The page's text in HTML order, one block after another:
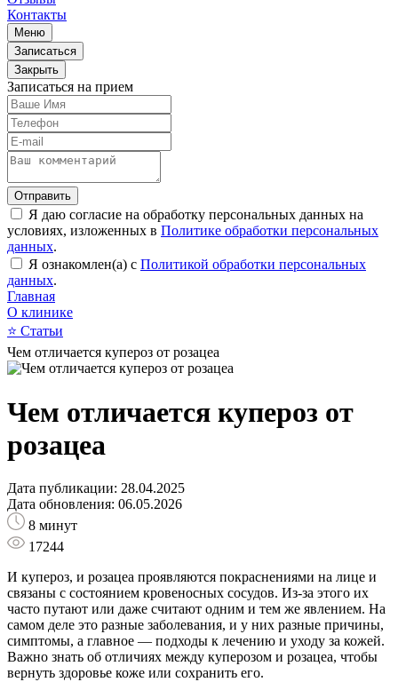
Контакты
Меню
Записаться
Закрыть
Записаться на прием
Отправить
Я даю согласие на обработку персональных данных на
условиях, изложенных в Политике обработки персональных
данных.
Я ознакомлен(а) с Политикой обработки персональных
данных.
Главная
О клинике
⭐ Статьи
Чем отличается купероз от розацеа
Чем отличается купероз от
розацеа
Дата публикации: 28.04.2025
Дата обновления: 06.05.2026
8 минут
17244
И купероз, и розацеа проявляются покраснениями на лице и
связаны с состоянием кровеносных сосудов. Из-за этого их
часто путают или даже считают одним и тем же явлением. На
самом деле это разные заболевания, и у них разные причины,
симптомы, а главное — подходы к лечению и уходу за кожей.
Важно знать об отличиях между куперозом и розацеа, чтобы
вернуть здоровье коже или сохранить его.